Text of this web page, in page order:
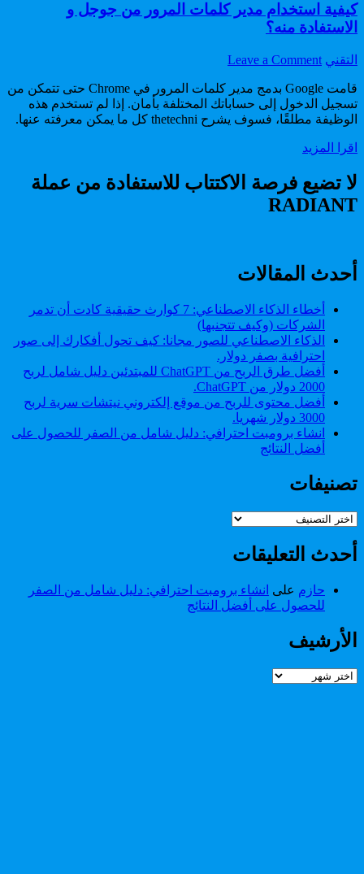
المحفوظة
بواسطة
Google
Chrome
كيفية استخدام مدير كلمات المرور من جوجل و
الاستفادة منه؟
Author:
التقني Leave a Comment
on
استخدام
مدير
كلمات
و
الاستفادة
قامت Google بدمج مدير كلمات المرور في Chrome حتى تتمكن من
تسجيل الدخول إلى حساباتك المختلفة بأمان. إذا لم تستخدم هذه
الوظيفة مطلقًا، فسوف يشرح thetechni كل ما يمكن معرفته عنها.
اقرا المزيد
مدير
كلمات
المرور
الاستفادة
منه؟
لا تضيع فرصة الاكتتاب للاستفادة من عملة
RADIANT
أحدث المقالات
أخطاء الذكاء الاصطناعي: 7 كوارث حقيقية كادت أن تدمر
الشركات (وكيف تتجنبها)
الذكاء الاصطناعي للصور مجانا: كيف تحول أفكارك إلى صور
احترافية بصفر دولار.
أفضل طرق الربح من ChatGPT للمبتدئين دليل شامل لربح
2000 دولار من ChatGPT.
أفضل محتوى للربح من موقع إلكتروني نيتشات سرية لربح
3000 دولار شهريا.
انشاء برومبت احترافي: دليل شامل من الصفر للحصول على
أفضل النتائج
تصنيفات
تصنيفات
أحدث التعليقات
حازم على انشاء برومبت احترافي: دليل شامل من الصفر
للحصول على أفضل النتائج
الأرشيف
الأرشيف